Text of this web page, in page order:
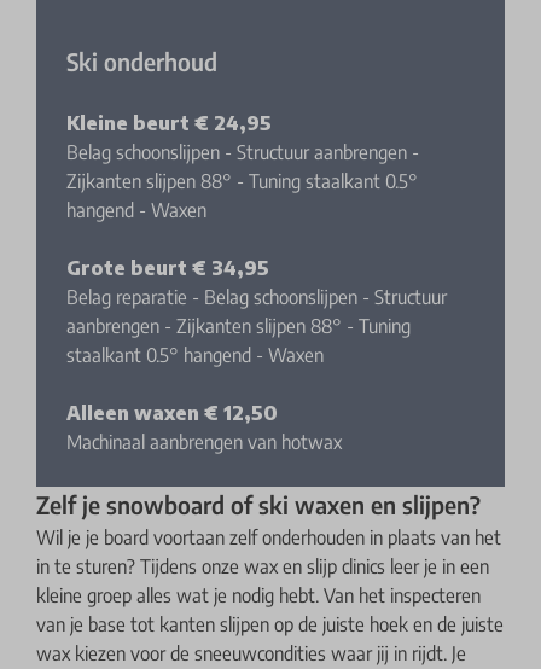
Ski onderhoud
Kleine beurt € 24,95
Belag schoonslijpen - Structuur aanbrengen -
Zijkanten slijpen 88° - Tuning staalkant 0.5°
hangend - Waxen
Grote beurt € 34,95
Belag reparatie - Belag schoonslijpen - Structuur
aanbrengen - Zijkanten slijpen 88° - Tuning
staalkant 0.5° hangend - Waxen
Alleen waxen € 12,50
Machinaal aanbrengen van hotwax
Zelf je snowboard of ski waxen en slijpen?
Wil je je board voortaan zelf onderhouden in plaats van het
in te sturen? Tijdens onze wax en slijp clinics leer je in een
kleine groep alles wat je nodig hebt. Van het inspecteren
van je base tot kanten slijpen op de juiste hoek en de juiste
wax kiezen voor de sneeuwcondities waar jij in rijdt. Je